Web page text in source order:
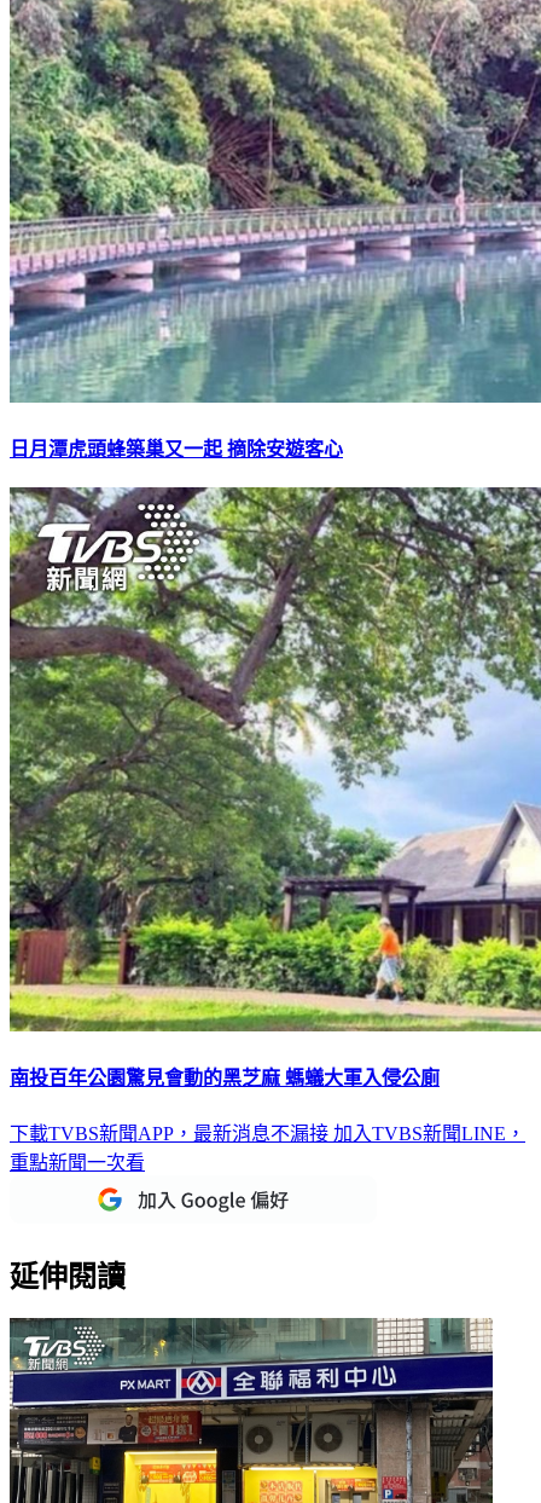
日月潭虎頭蜂築巢又一起 摘除安遊客心
南投百年公園驚見會動的黑芝麻 螞蟻大軍入侵公廁
下載TVBS新聞APP，最新消息不漏接 加入TVBS新聞LINE，
重點新聞一次看
延伸閱讀